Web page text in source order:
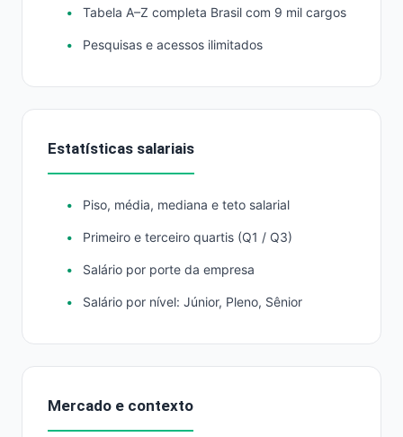
Tabela A–Z completa Brasil com 9 mil cargos
Pesquisas e acessos ilimitados
Estatísticas salariais
Piso, média, mediana e teto salarial
Primeiro e terceiro quartis (Q1 / Q3)
Salário por porte da empresa
Salário por nível: Júnior, Pleno, Sênior
Mercado e contexto